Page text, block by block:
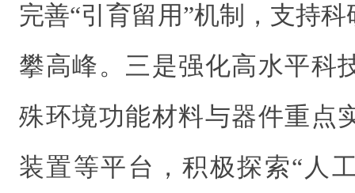
完善“引育留用”机制，支持
攀高峰。三是强化高水平科
殊环境功能材料与器件重点
装置等平台，积极探索“人